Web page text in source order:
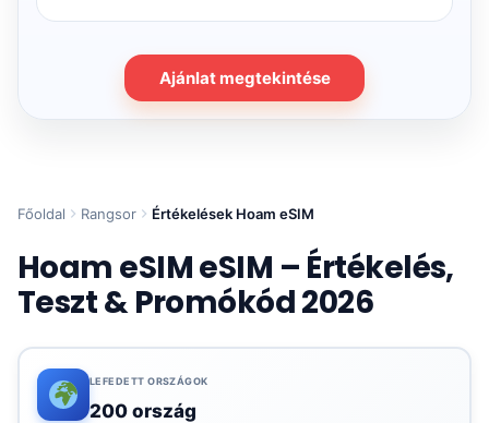
Ajánlat megtekintése
Főoldal Rangsor Értékelések Hoam eSIM
Hoam eSIM eSIM – Értékelés,
Teszt & Promókód 2026
LEFEDETT ORSZÁGOK
200 ország